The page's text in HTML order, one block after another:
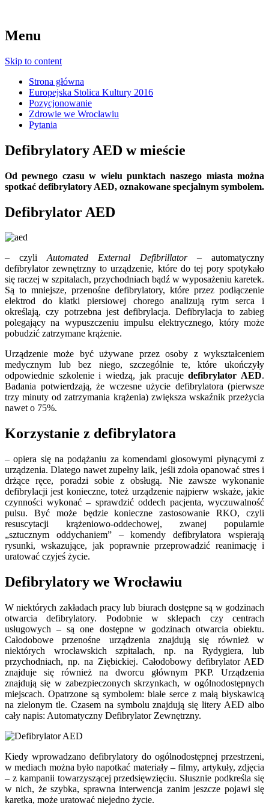
Menu
Skip to content
Strona główna
Europejska Stolica Kultury 2016
Pozycjonowanie
Zdrowie we Wrocławiu
Pytania
Defibrylatory AED w mieście
Od pewnego czasu w wielu punktach naszego miasta można
spotkać defibrylatory AED, oznakowane specjalnym symbolem.
Defibrylator AED
– czyliAutomated External Defibrillator– automatyczny
defibrylator zewnętrzny to urządzenie, które do tej pory spotykało
się raczej w szpitalach, przychodniach bądź w wyposażeniu karetek.
Są to mniejsze, przenośne defibrylatory, które przez podłączenie
elektrod do klatki piersiowej chorego analizują rytm serca i
określają, czy potrzebna jest defibrylacja. Defibrylacja to zabieg
polegający na wypuszczeniu impulsu elektrycznego, który może
pobudzić zatrzymane krążenie.
Urządzenie może być używane przez osoby z wykształceniem
medycznym lub bez niego, szczególnie te, które ukończyły
odpowiednie szkolenie i wiedzą, jak pracujedefibrylator AED.
Badania potwierdzają, że wczesne użycie defibrylatora (pierwsze
trzy minuty od zatrzymania krążenia) zwiększa wskaźnik przeżycia
nawet o 75%.
Korzystanie z defibrylatora
– opiera się na podążaniu za komendami głosowymi płynącymi z
urządzenia. Dlatego nawet zupełny laik, jeśli zdoła opanować stres i
drżące ręce, poradzi sobie z obsługą. Nie zawsze wykonanie
defibrylacji jest konieczne, toteż urządzenie najpierw wskaże, jakie
czynności wykonać – sprawdzić oddech pacjenta, wyczuwalność
pulsu. Być może będzie konieczne zastosowanie RKO, czyli
resuscytacji krążeniowo-oddechowej, zwanej popularnie
„sztucznym oddychaniem” – komendy defibrylatora wspierają
rysunki, wskazujące, jak poprawnie przeprowadzić reanimację i
uratować czyjeś życie.
Defibrylatory we Wrocławiu
W niektórych zakładach pracy lub biurach dostępne są w godzinach
otwarcia defibrylatory. Podobnie w sklepach czy centrach
usługowych – są one dostępne w godzinach otwarcia obiektu.
Całodobowe przenośne urządzenia znajdują się również w
niektórych wrocławskich szpitalach, np. na Rydygiera, lub
przychodniach, np. na Ziębickiej. Całodobowy defibrylator AED
znajduje się również na dworcu głównym PKP. Urządzenia
znajdują się w zabezpieczonych skrzynkach, w ogólnodostępnych
miejscach. Opatrzone są symbolem: białe serce z małą błyskawicą
na zielonym tle. Czasem na symbolu znajdują się litery AED albo
cały napis: Automatyczny Defibrylator Zewnętrzny.
Kiedy wprowadzano defibrylatory do ogólnodostępnej przestrzeni,
w mediach można było napotkać materiały – filmy, artykuły, zdjęcia
– z kampanii towarzyszącej przedsięwzięciu. Słusznie podkreśla się
w nich, że szybka, sprawna interwencja zanim jeszcze pojawi się
karetka, może uratować niejedno życie.